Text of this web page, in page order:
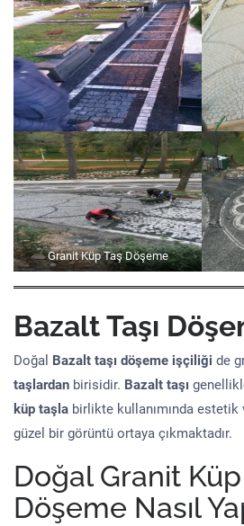
Granit Küp Taş Döşeme
Bazalt Taşı
Doğal Bazalt taşı döşeme işçiliği de
taşlardan birisidir. Bazalt taşı
küp taşla birlikte kullanımında estetik
güzel bir görüntü ortaya çıkmaktadır.
Doğal Granit Küp
Döşeme Nasıl